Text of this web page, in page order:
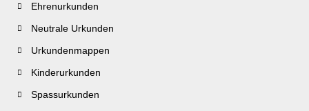
Ehrenurkunden
Neutrale Urkunden
Urkundenmappen
Kinderurkunden
Spassurkunden